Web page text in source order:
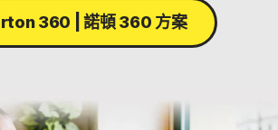
360 | 諾頓 360 方案